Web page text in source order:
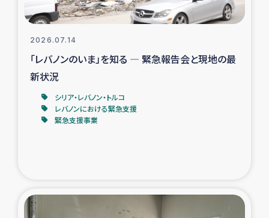
2026.07.14
「レバノンのいま」を知る ― 緊急報告会と現地の最
新状況
シリア・レバノン・トルコ
レバノンにおける緊急支援
緊急支援事業